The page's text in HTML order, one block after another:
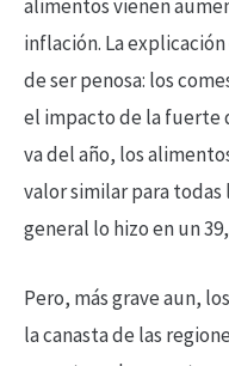
alimentos vienen
inflación. La
de ser penosa: los
el impacto de la fuerte
va del año, los
valor similar para todas
general lo hizo en un
Pero, más grave aun,
la canasta de las